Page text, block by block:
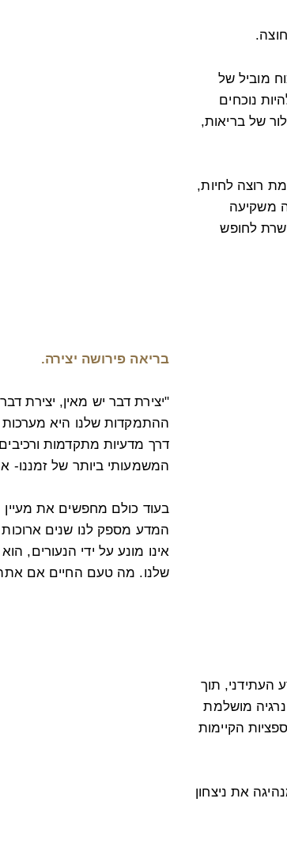
מוביל של
נוכחים
של בריאות,
רוצה לחיות,
משקיעה
לחופש
בריאה פירושה יצירה.
"יצירת דבר יש מאין, יצירת
ההתמקדות שלנו היא מערכות
דרך מדעיות מתקדמות
המשמעותי ביותר של זמננו-
בעוד כולם מחפשים את מעיין
המדע מספק לנו שנים ארוכות
אינו מונע על ידי הנעורים,
שלנו. מה טעם החיים אם
העתידני, תוך
מושלמת
הקיימות
את ניצחון